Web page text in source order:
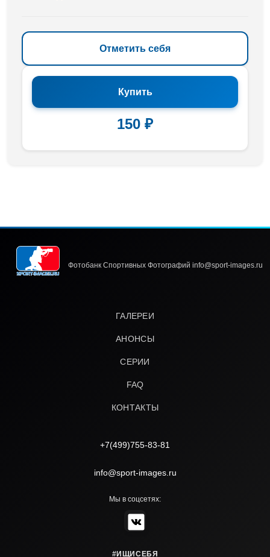
Отметить себя
Купить
150 ₽
Фотобанк Спортивных Фотографий info@sport-images.ru
ГАЛЕРЕИ
АНОНСЫ
СЕРИИ
FAQ
КОНТАКТЫ
+7(499)755-83-81
info@sport-images.ru
Мы в соцсетях:
#ИЩИСЕБЯ